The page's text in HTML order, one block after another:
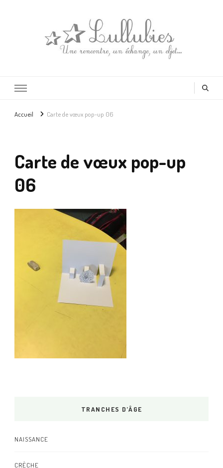
Accueil Carte de vœux pop-up 06
Carte de vœux pop-up
06
TRANCHES D’ÂGE
NAISSANCE
CRÈCHE